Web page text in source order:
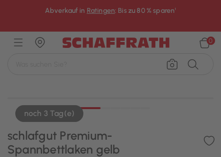
Abverkauf in Ratingen: Bis zu 80 % sparen¹
0
noch 3 Tag(e)
schlafgut Premium-
Spannbettlaken gelb